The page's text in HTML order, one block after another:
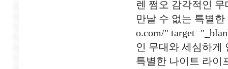
렌 쩜오 감각적인
만날 수 없는 특별
o.com/"
인 무대와 세심하게
특별한 나이트 라이